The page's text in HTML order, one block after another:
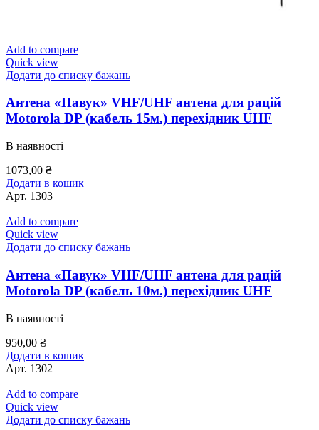
Add to compare
Quick view
Додати до списку бажань
Антена «Павук» VHF/UHF антена для рацій
Motorola DP (кабель 15м.) перехідник UHF
В наявності
1073,00 ₴
Додати в кошик
Арт. 1303
Add to compare
Quick view
Додати до списку бажань
Антена «Павук» VHF/UHF антена для рацій
Motorola DP (кабель 10м.) перехідник UHF
В наявності
950,00 ₴
Додати в кошик
Арт. 1302
Add to compare
Quick view
Додати до списку бажань